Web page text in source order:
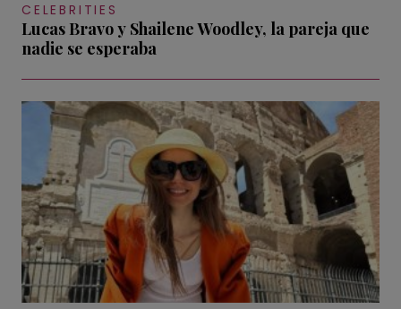
CELEBRITIES
Lucas Bravo y Shailene Woodley, la pareja que
nadie se esperaba